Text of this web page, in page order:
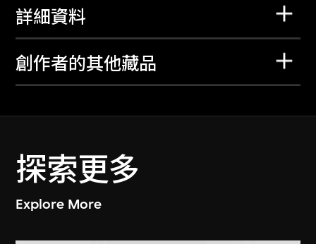
詳細資料
創作者的其他藏品
探索更多
Explore More